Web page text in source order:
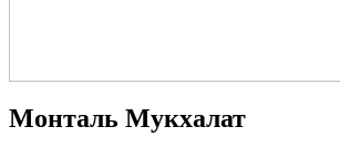
Монталь Мукхалат